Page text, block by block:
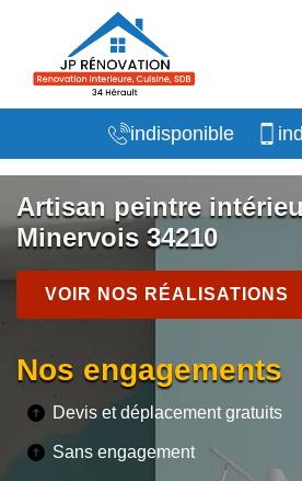
indisponible
Artisan peintre
Minervois 34210
VOIR NOS RÉALISATIONS
Nos engagements
Devis et déplacement gratuits
Sans engagement